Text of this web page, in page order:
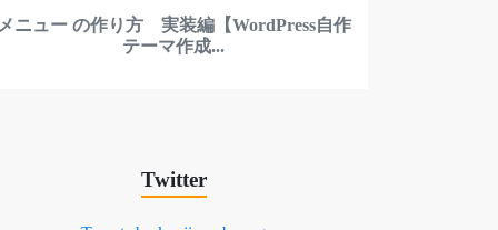
ニュー の作り方 実装編【WordPress自作
テーマ作成...
Twitter